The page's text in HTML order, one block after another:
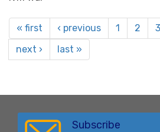
« first ‹ previous 1 2 3
next ›
last »
Subscribe